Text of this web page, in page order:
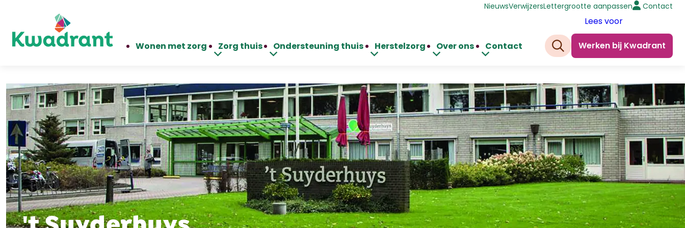
Wonen met zorg Zorg thuis Ondersteuning thuis Herstelzorg Over ons Contact
Lees voor
Zoeken
Werken bij Kwadrant
NieuwsVerwijzersLettergrootte aanpassen Contact
't Suyderhuys